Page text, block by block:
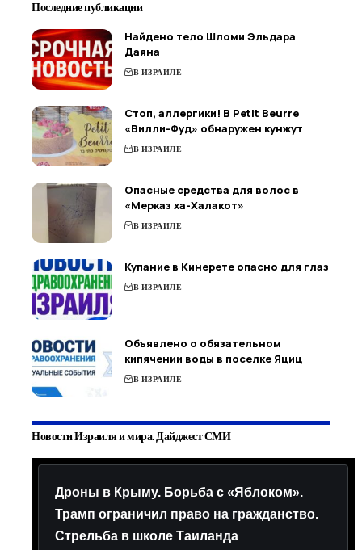
Последние публикации
Найдено тело Шломи Эльдара
Даяна
В ИЗРАИЛЕ
Стоп, аллергики! В Petit Beurre
«Вилли-Фуд» обнаружен кунжут
В ИЗРАИЛЕ
Опасные средства для волос в
«Мерказ ха-Халакот»
В ИЗРАИЛЕ
Купание в Кинерете опасно для глаз
В ИЗРАИЛЕ
Объявлено о обязательном
кипячении воды в поселке Яциц
В ИЗРАИЛЕ
Новости Израиля и мира. Дайджест СМИ